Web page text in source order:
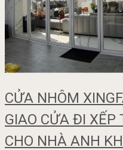
CỬA NHÔM
GIAO CỬA ĐI XẾP
CHO NHÀ ANH